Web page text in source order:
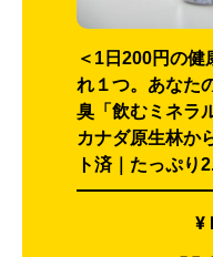
＜1日200円の健
れ１つ。あなた
臭「飲むミネラ
カナダ原生林か
ト済｜たっぷり
¥